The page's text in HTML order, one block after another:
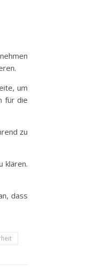
um
für die
zu
klären.
dass